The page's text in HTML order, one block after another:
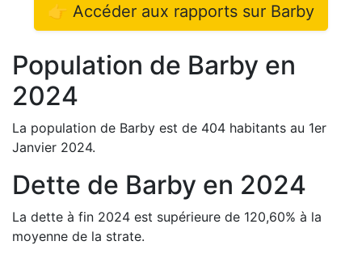
👉 Accéder aux rapports sur Barby
Population de Barby en
2024
La population de Barby est de 404 habitants au 1er
Janvier 2024.
Dette de Barby en 2024
La dette à fin 2024 est supérieure de 120,60% à la
moyenne de la strate.